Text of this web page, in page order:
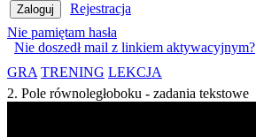
Rejestracja
Nie pamiętam hasła
Nie doszedł mail z linkiem aktywacyjnym?
GRA TRENING LEKCJA
2. Pole równoległoboku - zadania tekstowe